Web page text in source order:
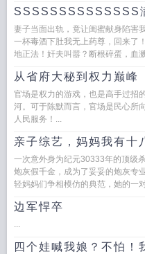
SSSSSSSSSSSSSS
妻子当面出轨，竟让闺蜜献身陷害
一杯毒酒下肚我无上药尊，回来了
地正法！奸夫叫嚣？断根碎蛋，血
从省府大秘到权力巅峰
官场是权力的游戏，也是高手过招
河。可于陈默而言，官场是民心所
人民服务！...
亲子综艺，妈妈我有十
一次意外身为纪元30333年的顶级
炮灰假千金，成为了妥妥的炮灰专
轻妈妈们争相模仿的典范，她的一
边军悍卒
...
四个娃喊我娘？不怕！